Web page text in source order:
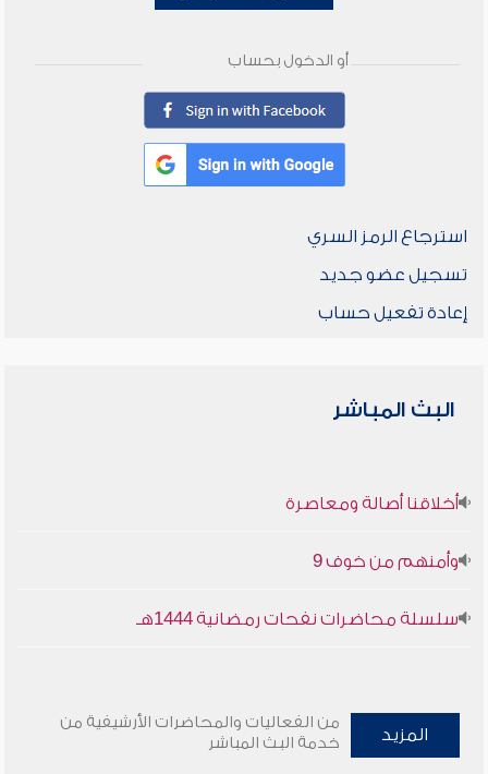
أو الدخول بحساب
استرجاع الرمز السري
تسجيل عضو جديد
إعادة تفعيل حساب
البث المباشر
أخلاقنا أصالة ومعاصرة
وأمنهم من خوف 9
سلسلة محاضرات نفحات رمضانية 1444هـ
المزيد
من الفعاليات والمحاضرات الأرشيفية من
خدمة البث المباشر